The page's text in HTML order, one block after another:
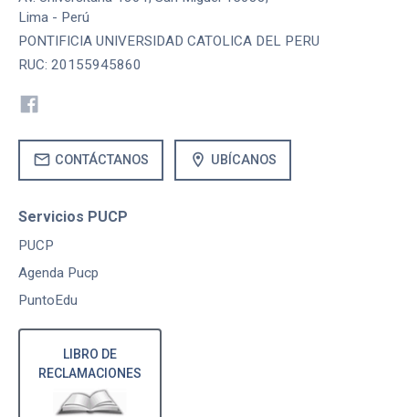
Lima - Perú
PONTIFICIA UNIVERSIDAD CATOLICA DEL PERU
RUC: 20155945860
mail CONTÁCTANOS location_on UBÍCANOS
Servicios PUCP
PUCP
Agenda Pucp
PuntoEdu
LIBRO DE
RECLAMACIONES